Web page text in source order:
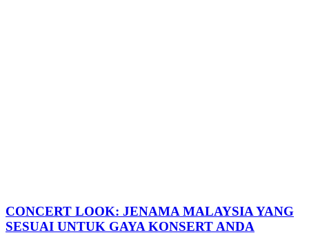
CONCERT LOOK: JENAMA MALAYSIA YANG
SESUAI UNTUK GAYA KONSERT ANDA